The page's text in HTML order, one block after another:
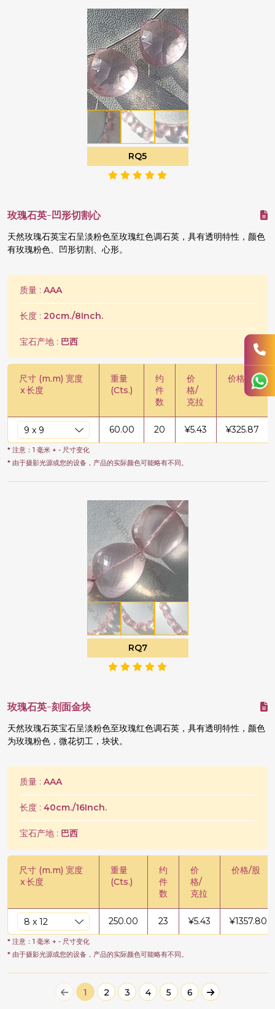
RQ5
玫瑰石英-凹形切割心
天然玫瑰石英宝石呈淡粉色至玫瑰红色调石英，具有透明特性，颜色
有玫瑰粉色、凹形切割、心形。
质量 : AAA
长度 : 20cm./8Inch.
宝石产地 : 巴西
尺寸 (m.m) 宽度
x长度
重量
(Cts.)
约
件
数
价
格/
克拉
价格/股
60.00 20 ¥5.43 ¥325.87
* 注意：1 毫米 + - 尺寸变化
* 由于摄影光源或您的设备，产品的实际颜色可能略有不同。
RQ7
玫瑰石英-刻面金块
天然玫瑰石英宝石呈淡粉色至玫瑰红色调石英，具有透明特性，颜色
为玫瑰粉色，微花切工，块状。
质量 : AAA
长度 : 40cm./16Inch.
宝石产地 : 巴西
尺寸 (m.m) 宽度
x长度
重量
(Cts.)
约
件
数
价
格/
克拉
价格/股
250.00 23 ¥5.43 ¥1357.80
* 注意：1 毫米 + - 尺寸变化
* 由于摄影光源或您的设备，产品的实际颜色可能略有不同。
1 2 3 4 5 6